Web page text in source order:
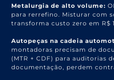
Metalurgia de alto volume:
para rerrefino. Misturar com
transforma custo zero em R$
Autopeças na cadeia
montadoras precisam de
(MTR + CDF) para auditorias
documentação, perdem